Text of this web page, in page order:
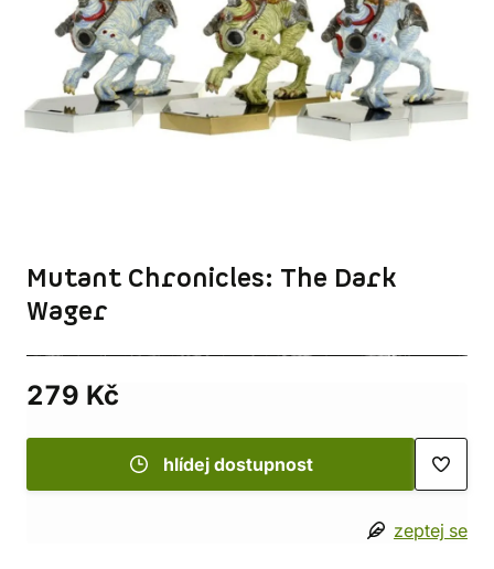
Mutant Chronicles: The Dark
Wager
279 Kč
hlídej dostupnost
zeptej se